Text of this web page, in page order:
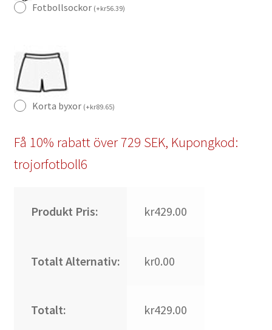
Fotbollsockor (+kr56.39)
Korta byxor (+kr89.65)
Få 10% rabatt över 729 SEK, Kupongkod:
trojorfotboll6
Produkt Pris: kr429.00
Totalt Alternativ: kr0.00
Totalt: kr429.00